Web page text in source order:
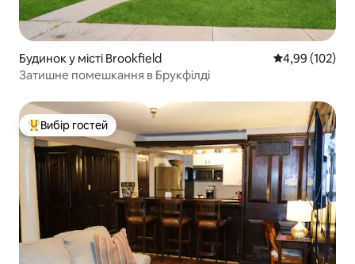
Будинок у місті Brookfield Середня
4,99 (102)
Затишне помешкання в Брукфілді
Топ вибір гостей
Вибір гостей